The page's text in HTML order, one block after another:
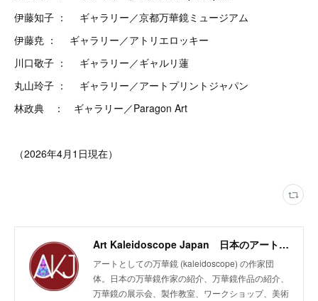
伊藤知子 ： ギャラリー／京都万華鏡ミュージアム
伊藤尭 ： ギャラリー／アトリエロッキー
川口敬子 ： ギャラリー／ギャルリ蓮
丸山玲子 ： ギャラリー／アートプリントジャパン
林政典 ： ギャラリー／Paragon Art
（2026年4月1日現在）
Art Kaleidoscope Japan 日本のアート万華鏡の作家団体
アートとしての万華鏡 (kaleidoscope) の作家団
体。日本の万華鏡作家の紹介、万華鏡作品の紹介、
万華鏡の展示会、製作教室、ワークショップ、美術